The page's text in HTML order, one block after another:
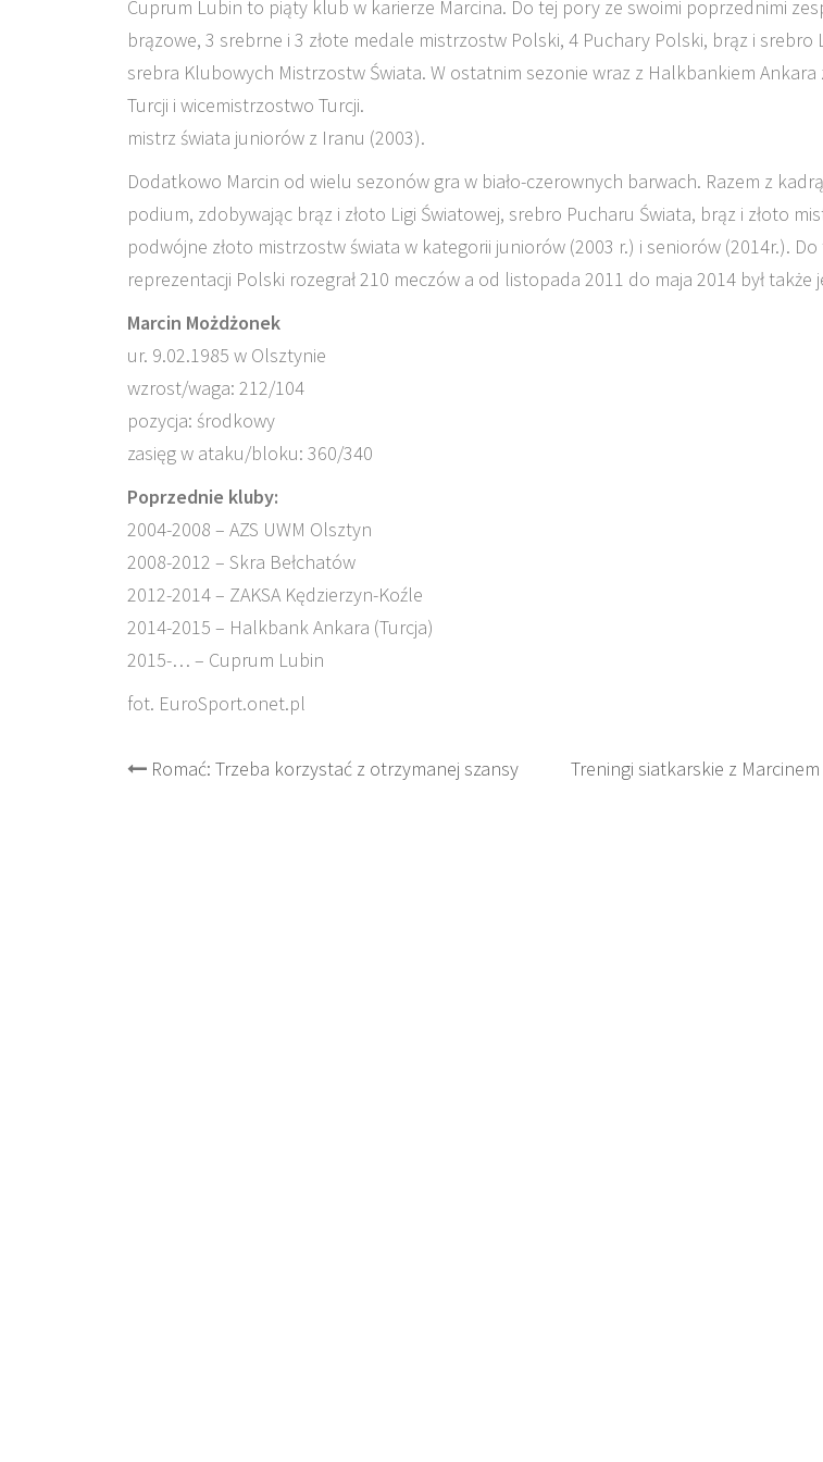
Cuprum Lubin to piąty klub w karierze Marcina. Do tej pory ze swoimi poprzednimi
brązowe, 3 srebrne i 3 złote medale mistrzostw Polski, 4 Puchary Polski, brąz i srebro
srebra Klubowych Mistrzostw Świata. W ostatnim sezonie wraz z Halkbankiem Ankara
Turcji i wicemistrzostwo Turcji.
mistrz świata juniorów z Iranu (2003).
Dodatkowo Marcin od wielu sezonów gra w biało-czerownych barwach. Razem z
podium, zdobywając brąz i złoto Ligi Światowej, srebro Pucharu Świata, brąz i złoto
podwójne złoto mistrzostw świata w kategorii juniorów (2003 r.) i seniorów (2014r.).
reprezentacji Polski rozegrał 210 meczów a od listopada 2011 do maja 2014 był także
Marcin Możdżonek
ur. 9.02.1985 w Olsztynie
wzrost/waga: 212/104
pozycja: środkowy
zasięg w ataku/bloku: 360/340
Poprzednie kluby:
2004-2008 – AZS UWM Olsztyn
2008-2012 – Skra Bełchatów
2012-2014 – ZAKSA Kędzierzyn-Koźle
2014-2015 – Halkbank Ankara (Turcja)
2015-… – Cuprum Lubin
fot. EuroSport.onet.pl
Post
Romać: Trzeba korzystać z otrzymanej szansy Treningi siatkarskie z